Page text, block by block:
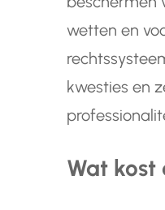
wetten en
kwesties en
Wat